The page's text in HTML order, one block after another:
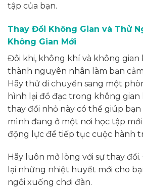
tập của bạn.
Thay Đổi Không Gian và Thử
Không Gian Mới
Đôi khi, không khí và không gian
thành nguyên nhân làm bạn
Hãy thử di chuyển sang một
hình lại đồ đạc trong không gian
thay đổi nhỏ này có thể giúp
mình đang ở một nơi học tập
động lực để tiếp tục cuộc hành
Hãy luôn mở lòng với sự thay
lại những nhiệt huyết mới cho
ngồi xuống chơi đàn.